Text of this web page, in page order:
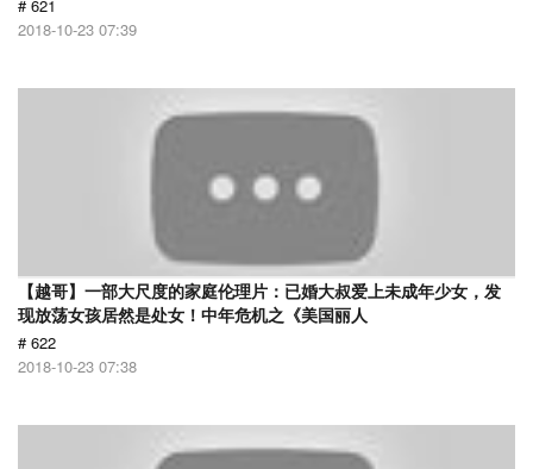
# 621
2018-10-23 07:39
【越哥】一部大尺度的家庭伦理片：已婚大叔爱上未成年少女，发
现放荡女孩居然是处女！中年危机之《美国丽人
# 622
2018-10-23 07:38